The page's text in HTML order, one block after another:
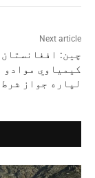
Next article
چین:
کیمیاوي موادو
لپاره جواز